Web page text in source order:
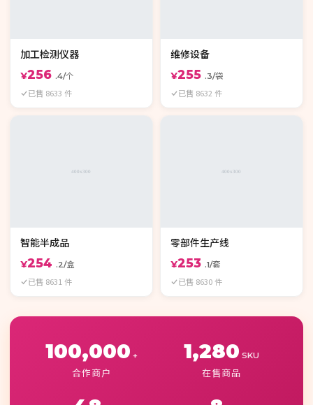
加工检测仪器
¥256 .4/个
已售 8633 件
维修设备
¥255 .3/袋
已售 8632 件
智能半成品
¥254 .2/盒
已售 8631 件
零部件生产线
¥253 .1/套
已售 8630 件
100,000 +
合作商户
1,280 SKU
在售商品